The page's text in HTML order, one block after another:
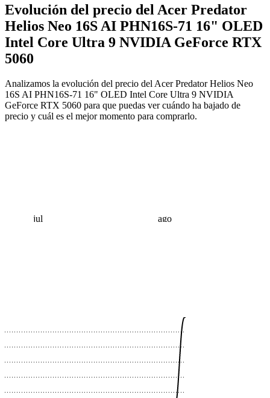
Evolución del precio del Acer Predator
Helios Neo 16S AI PHN16S-71 16" OLED
Intel Core Ultra 9 NVIDIA GeForce RTX
5060
Analizamos la evolución del precio del Acer Predator Helios Neo
16S AI PHN16S-71 16" OLED Intel Core Ultra 9 NVIDIA
GeForce RTX 5060 para que puedas ver cuándo ha bajado de
precio y cuál es el mejor momento para comprarlo.
jul ago